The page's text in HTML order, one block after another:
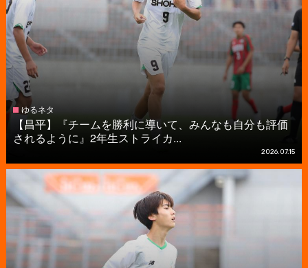
ゆるネタ
【昌平】『チームを勝利に導いて、みんなも自分も評価
されるように』2年生ストライカ...
2026.07.15